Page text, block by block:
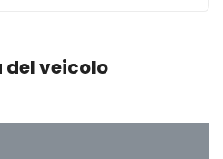
del veicolo